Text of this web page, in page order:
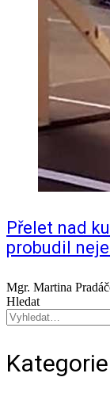
Přelet nad
probudil
Mgr. Martina
Hledat